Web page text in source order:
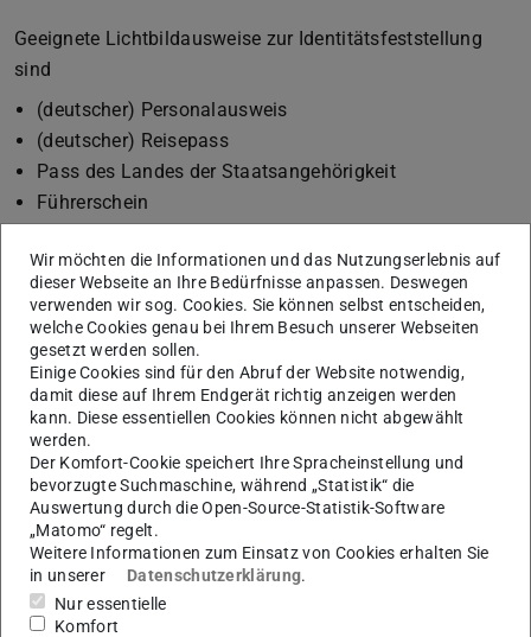
Geeignete Lichtbildausweise zur Identitätsfeststellung
sind
(deutscher) Personalausweis
(deutscher) Reisepass
Pass des Landes der Staatsangehörigkeit
Führerschein
Informationen(wird in neuem Tab geöffnet)
Ergänzungsausweis der Deutsche Gesellschaft für
Transidentität und Intersexualität e.V. (dgti)
weitere
Informationen(wird in neuem Tab geöffnet)
Zu beachten ist:
Es darf nicht verlangt werden, dass eine Person ihren
Personalausweis abgeben und hinterlegen muss.Der
Personalausweis darf nur eingesehen, aber nicht
einbehalten werden.
Wir möchten die Informationen und das Nutzungserlebnis auf
dieser Webseite an Ihre Bedürfnisse anpassen. Deswegen
verwenden wir sog. Cookies. Sie können selbst entscheiden,
welche Cookies genau bei Ihrem Besuch unserer Webseiten
gesetzt werden sollen.
Einige Cookies sind für den Abruf der Website notwendig,
damit diese auf Ihrem Endgerät richtig anzeigen werden
kann. Diese essentiellen Cookies können nicht abgewählt
werden.
Der Komfort-Cookie speichert Ihre Spracheinstellung und
bevorzugte Suchmaschine, während „Statistik“ die
Auswertung durch die Open-Source-Statistik-Software
„Matomo“ regelt.
Weitere Informationen zum Einsatz von Cookies erhalten Sie
in unserer
Datenschutzerklärung.
Nur essentielle
Komfort